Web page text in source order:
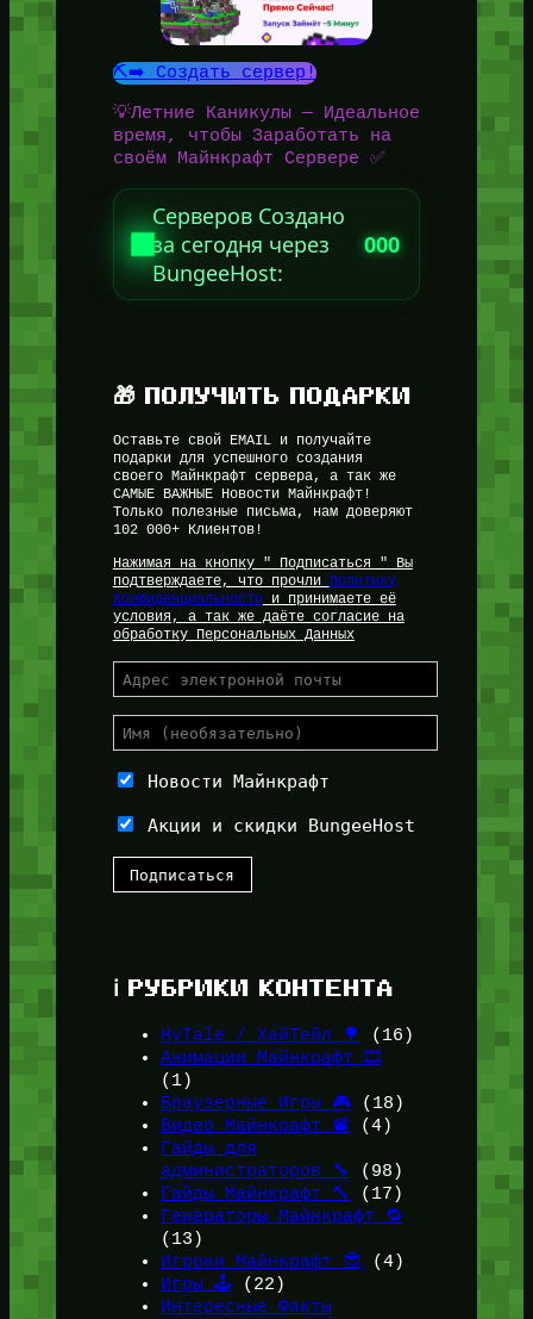
⛏️➡️ Создать сервер!
💡Летние Каникулы — Идеальное
время, чтобы Заработать на
своём Майнкрафт Сервере ✅
Серверов Создано
за сегодня через
BungeeHost:
000
🎁 ПОЛУЧИТЬ ПОДАРКИ
Оставьте свой EMAIL и получайте
подарки для успешного создания
своего Майнкрафт сервера, а так же
САМЫЕ ВАЖНЫЕ Новости Майнкрафт!
Только полезные письма, нам доверяют
102 000+ Клиентов!
Нажимая на кнопку " Подписаться " Вы
подтверждаете, что прочли
Политику
Конфиденциальностии принимаете её
условия, а так же даёте согласие на
обработку Персональных Данных
Новости Майнкрафт
Акции и скидки BungeeHost
ℹ️ РУБРИКИ КОНТЕНТА
HyTale / ХайТейл 🌳
(16)
Анимации Майнкрафт 🎞️
(1)
Браузерные Игры 🎮(18)
Видео Майнкрафт 📽️ (4)
Гайды для
администраторов 🔧
(98)
Гайды Майнкрафт 🔨
(17)
Генераторы Майнкрафт 🔁
(13)
Игроки Майнкрафт 😎 (4)
Игры 🕹️ (22)
Интересные Факты